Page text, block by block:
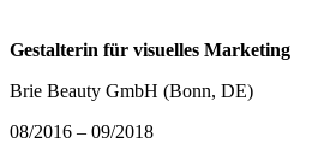
Gestalterin für visuelles Marketing
Brie Beauty GmbH (Bonn, DE)
08/2016 – 09/2018